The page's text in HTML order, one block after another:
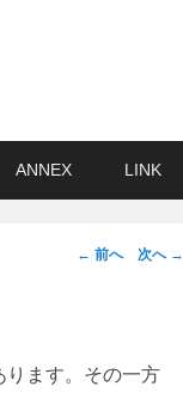
ANNEX LINK
投
ゲ
← 前へ 次へ →
ります。その一方